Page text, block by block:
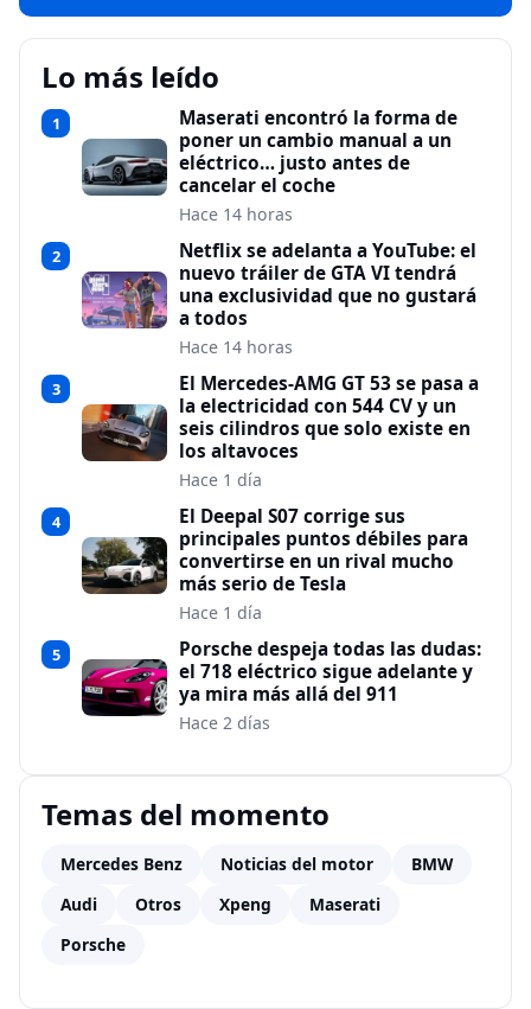
Lo más leído
1
Maserati encontró la forma de
poner un cambio manual a un
eléctrico… justo antes de
cancelar el coche
Hace 14 horas
2
Netflix se adelanta a YouTube: el
nuevo tráiler de GTA VI tendrá
una exclusividad que no gustará
a todos
Hace 14 horas
3
El Mercedes-AMG GT 53 se pasa a
la electricidad con 544 CV y un
seis cilindros que solo existe en
los altavoces
Hace 1 día
4
El Deepal S07 corrige sus
principales puntos débiles para
convertirse en un rival mucho
más serio de Tesla
Hace 1 día
5
Porsche despeja todas las dudas:
el 718 eléctrico sigue adelante y
ya mira más allá del 911
Hace 2 días
Temas del momento
Mercedes Benz Noticias del motor
BMW
Audi
Otros Xpeng
Maserati
Porsche